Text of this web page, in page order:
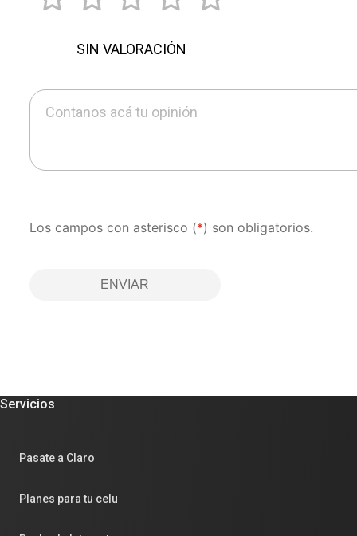
SIN VALORACIÓN
Contanos acá tu opinión
Los campos con asterisco (*) son obligatorios.
ENVIAR
Servicios
Pasate a Claro
Planes para tu celu